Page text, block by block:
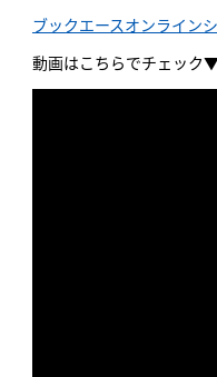
ブックエースオンライン
動画はこちらでチェック